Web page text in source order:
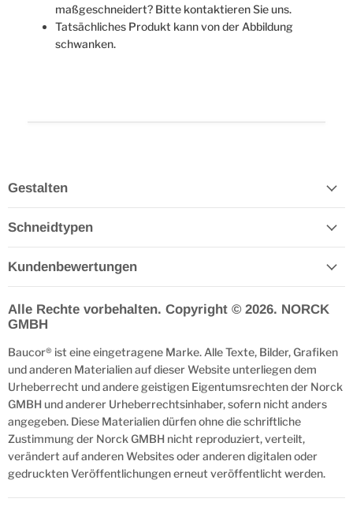
maßgeschneidert? Bitte kontaktieren Sie uns.
Tatsächliches Produkt kann von der Abbildung
schwanken.
Gestalten
Schneidtypen
Kundenbewertungen
Alle Rechte vorbehalten. Copyright © 2026. NORCK
GMBH
Baucor® ist eine eingetragene Marke. Alle Texte, Bilder, Grafiken
und anderen Materialien auf dieser Website unterliegen dem
Urheberrecht und andere geistigen Eigentumsrechten der Norck
GMBH und anderer Urheberrechtsinhaber, sofern nicht anders
angegeben. Diese Materialien dürfen ohne die schriftliche
Zustimmung der Norck GMBH nicht reproduziert, verteilt,
verändert auf anderen Websites oder anderen digitalen oder
gedruckten Veröffentlichungen erneut veröffentlicht werden.